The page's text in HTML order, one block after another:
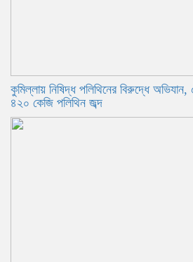
কুমিল্লায় নিষিদ্ধ পলিথিনের বিরুদ্ধে অভিযান,
৪২০ কেজি পলিথিন জব্দ